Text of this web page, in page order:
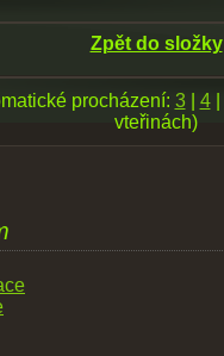
Zpět do složky
procházení: 3| 4|
vteřinách)